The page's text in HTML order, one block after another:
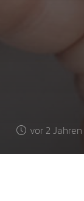
vor 2 Jahren